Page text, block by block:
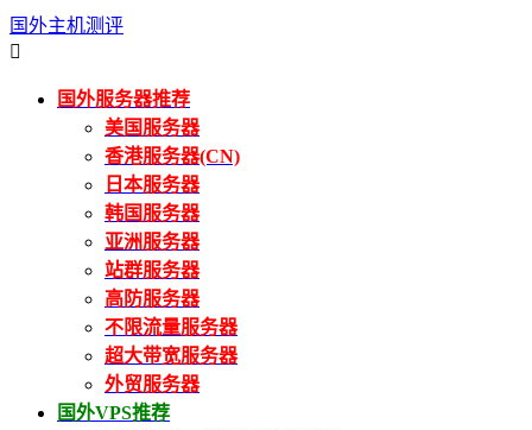
国外主机测评

国外服务器推荐
美国服务器
香港服务器(CN)
日本服务器
韩国服务器
亚洲服务器
站群服务器
高防服务器
不限流量服务器
超大带宽服务器
外贸服务器
国外VPS推荐